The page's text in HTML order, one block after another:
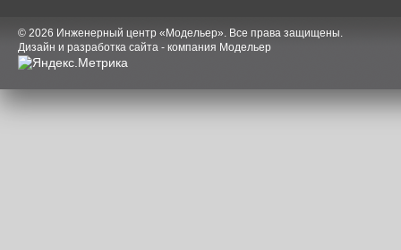
© 2026 Инженерный центр «Модельер». Все права защищены.
Дизайн и разработка сайта - компания Модельер